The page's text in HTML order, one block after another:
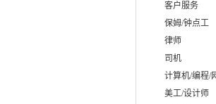
客户服务
保姆/钟点工
律师
司机
计算机/编程/
美工/设计师